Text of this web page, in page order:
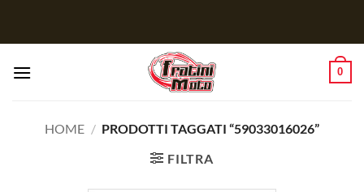
0
HOME / PRODOTTI TAGGATI “59033016026”
FILTRA